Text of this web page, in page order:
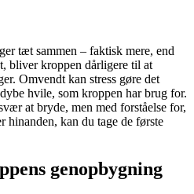
tæt sammen – faktisk mere, end
bliver kroppen dårligere til at
Omvendt kan stress gøre det
hvile, som kroppen har brug for.
at bryde, men med forståelse for,
hinanden, kan du tage de første
genopbygning